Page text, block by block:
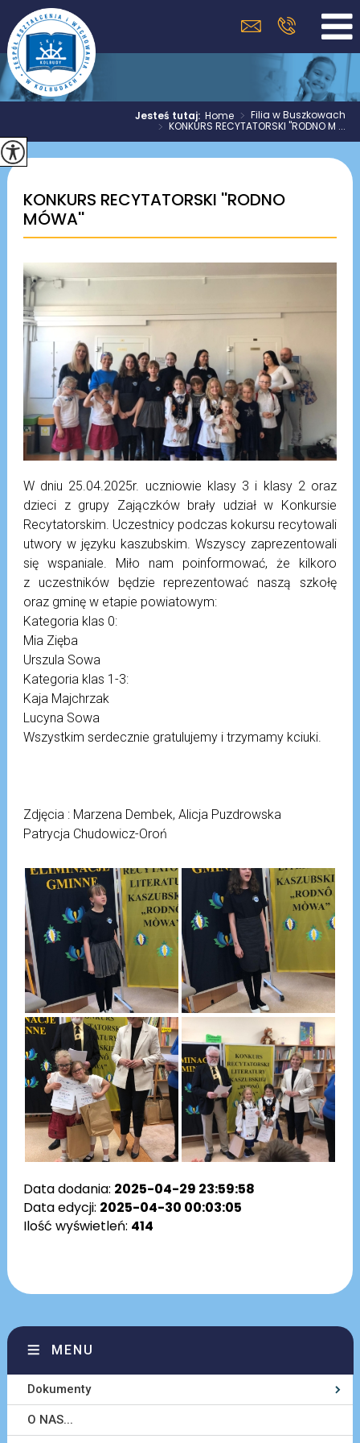
Jesteś tutaj:Home > Filia w Buszkowach
> KONKURS RECYTATORSKI ''RODNO M ...
KONKURS RECYTATORSKI ''RODNO
MÓWA''
W dniu 25.04.2025r. uczniowie klasy 3 i klasy 2 oraz
dzieci z grupy Zajączków brały udział w Konkursie
Recytatorskim. Uczestnicy podczas kokursu recytowali
utwory w języku kaszubskim. Wszyscy zaprezentowali
się wspaniale. Miło nam poinformować, że kilkoro
z uczestników będzie reprezentować naszą szkołę
oraz gminę w etapie powiatowym:
Kategoria klas 0:
Mia Zięba
Urszula Sowa
Kategoria klas 1-3:
Kaja Majchrzak
Lucyna Sowa
Wszystkim serdecznie gratulujemy i trzymamy kciuki.
Zdjęcia : Marzena Dembek, Alicja Puzdrowska
Patrycja Chudowicz-Oroń
Data dodania: 2025-04-29 23:59:58
Data edycji: 2025-04-30 00:03:05
Ilość wyświetleń: 414
MENU
Dokumenty
O NAS...